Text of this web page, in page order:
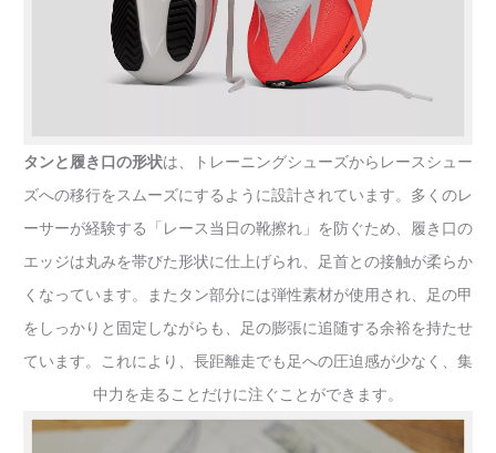
タンと履き口の形状は、トレーニングシューズからレースシュー
ズへの移行をスムーズにするように設計されています。多くのレ
ーサーが経験する「レース当日の靴擦れ」を防ぐため、履き口の
エッジは丸みを帯びた形状に仕上げられ、足首との接触が柔らか
くなっています。またタン部分には弾性素材が使用され、足の甲
をしっかりと固定しながらも、足の膨張に追随する余裕を持たせ
ています。これにより、長距離走でも足への圧迫感が少なく、集
中力を走ることだけに注ぐことができます。